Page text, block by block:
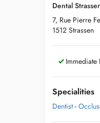
Dental
7, Rue Pierre
1512 Strassen
Immediate
Specialities
Dentist -